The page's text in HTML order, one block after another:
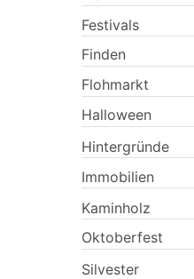
Festivals
Finden
Flohmarkt
Halloween
Hintergründe
Immobilien
Kaminholz
Oktoberfest
Silvester